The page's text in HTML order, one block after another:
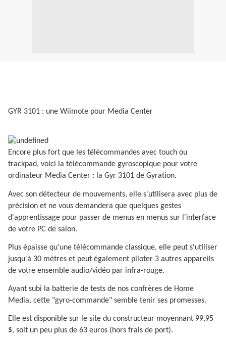
GYR 3101 : une Wiimote pour Media Center
Encore plus fort que les télécommandes avec touch ou
trackpad, voici la télécommande gyroscopique pour votre
ordinateur Media Center : la Gyr 3101 de Gyration.
Avec son détecteur de mouvements, elle s'utilisera avec plus de
précision et ne vous demandera que quelques gestes
d'apprentissage pour passer de menus en menus sur l'interface
de votre PC de salon.
Plus épaisse qu'une télécommande classique, elle peut s'utiliser
jusqu'à 30 mètres et peut également piloter 3 autres appareils
de votre ensemble audio/vidéo par infra-rouge.
Ayant subi la batterie de tests de nos confrères de Home
Media, cette "gyro-commande" semble tenir ses promesses.
Elle est disponible sur le site du constructeur moyennant 99,95
$, soit un peu plus de 63 euros (hors frais de port).